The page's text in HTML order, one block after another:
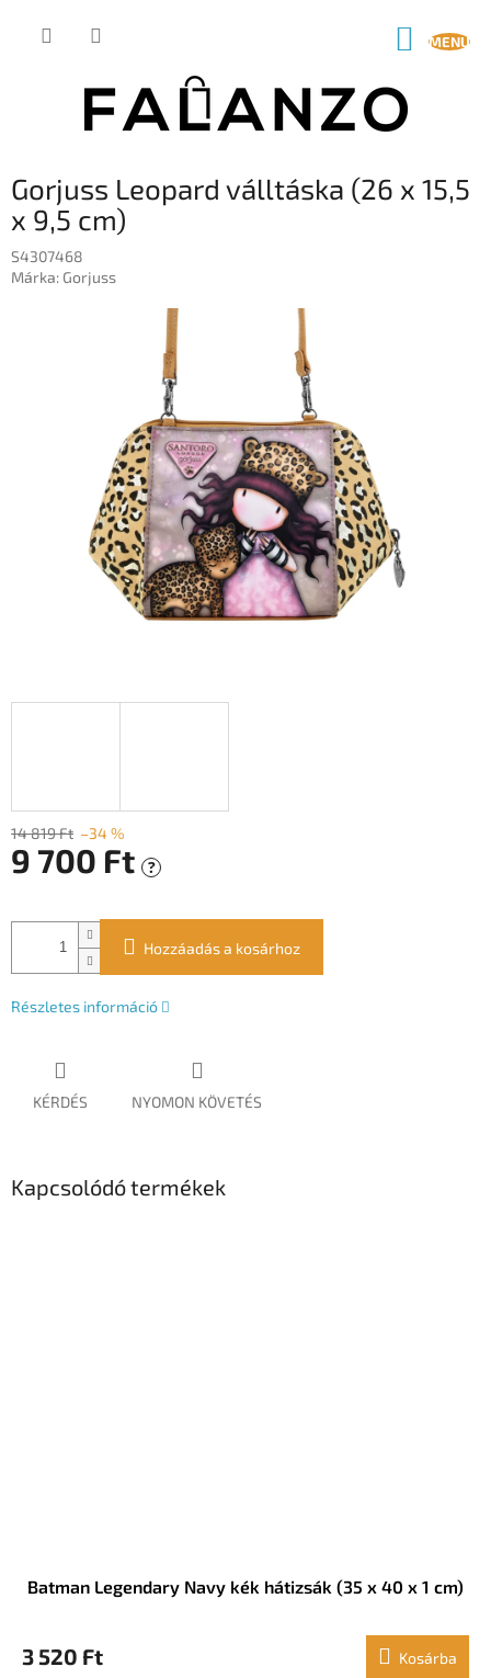
KOSÁR
Gorjuss Leopard válltáska (26 x 15,5
x 9,5 cm)
S4307468
Márka: Gorjuss
14 819 Ft –34 %
9 700 Ft ?
Hozzáadás a kosárhoz
Részletes információ
KÉRDÉS NYOMON KÖVETÉS
Kapcsolódó termékek
Batman Legendary Navy kék hátizsák (35 x 40 x 1 cm)
3 520 Ft Kosárba